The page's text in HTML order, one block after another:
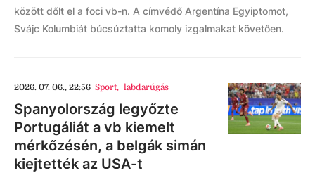
között dőlt el a foci vb-n. A címvédő Argentína Egyiptomot,
Svájc Kolumbiát búcsúztatta komoly izgalmakat követően.
2026. 07. 06., 22:56 Sport, labdarúgás
Spanyolország legyőzte
Portugáliát a vb kiemelt
mérkőzésén, a belgák simán
kiejtették az USA-t